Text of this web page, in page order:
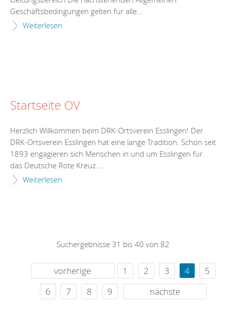
Geschäftsbedingungen gelten für alle...
Weiterlesen
Startseite OV
Herzlich Willkommen beim DRK-Ortsverein Esslingen! Der
DRK-Ortsverein Esslingen hat eine lange Tradition. Schon seit
1893 engagieren sich Menschen in und um Esslingen für
das Deutsche Rote Kreuz....
Weiterlesen
Suchergebnisse 31 bis 40 von 82
vorherige 1 2 3 4
5
6
7 8 9 nächste